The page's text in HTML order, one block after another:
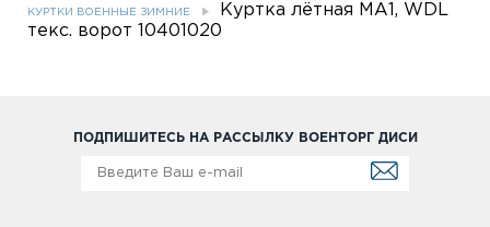
КУРТКИ ВОЕННЫЕ ЗИМНИЕ
Куртка лётная МА1, WDL
текс. ворот 10401020
ПОДПИШИТЕСЬ НА РАССЫЛКУ ВОЕНТОРГ ДИСИ